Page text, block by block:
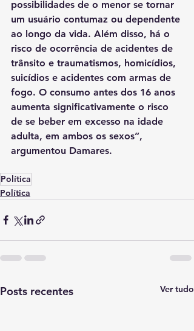
possibilidades de o menor se tornar
um usuário contumaz ou dependente
ao longo da vida. Além disso, há o
risco de ocorrência de acidentes de
trânsito e traumatismos, homicídios,
suicídios e acidentes com armas de
fogo. O consumo antes dos 16 anos
aumenta significativamente o risco
de se beber em excesso na idade
adulta, em ambos os sexos”,
argumentou Damares.
Política
Política
Posts recentes Ver tudo